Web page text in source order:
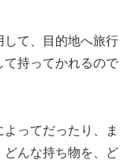
して、目的地へ旅行
て持ってかれるので
ってだったり、ま
どんな持ち物を、ど